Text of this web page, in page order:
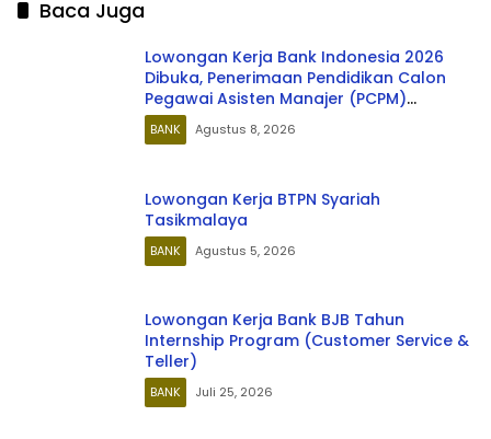
Officer
Baca Juga
Lowongan Kerja Bank Indonesia 2026
Dibuka, Penerimaan Pendidikan Calon
Pegawai Asisten Manajer (PCPM)
Angkatan 41 untuk Lulusan S1 dan S2,
Cek Syarat dan Cara Daftar
BANK Agustus 8, 2026
Lowongan Kerja BTPN Syariah
Tasikmalaya
BANK Agustus 5, 2026
Lowongan Kerja Bank BJB Tahun
Internship Program (Customer Service &
Teller)
BANK Juli 25, 2026